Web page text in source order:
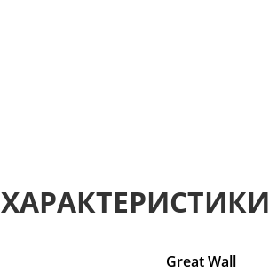
ХАРАКТЕРИСТИКИ
Great Wall